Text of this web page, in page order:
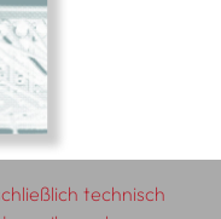
technisch